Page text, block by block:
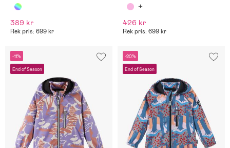
389 kr
Rek pris: 699 kr
426 kr
Rek pris: 699 kr
-11%
End of Season
-20%
End of Season